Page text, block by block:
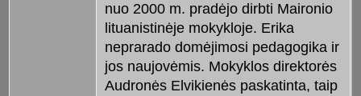
nuo 2000 m. pradėjo dirbti Mai­ronio
lituanistinėje mokykloje. Erika
neprarado domėjimosi pedagogika ir
jos naujovėmis. Mokyklos direktorės
Audronės Elvikienės paskatinta, taip